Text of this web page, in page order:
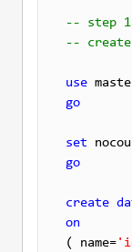
-- step 1
--
use
go
set
go
create
on
( name=